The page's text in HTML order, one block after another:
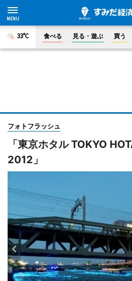
33°C 食べる 見る・遊ぶ 買う
フォトフラッシュ
「東京ホタル TOKYO
2012」